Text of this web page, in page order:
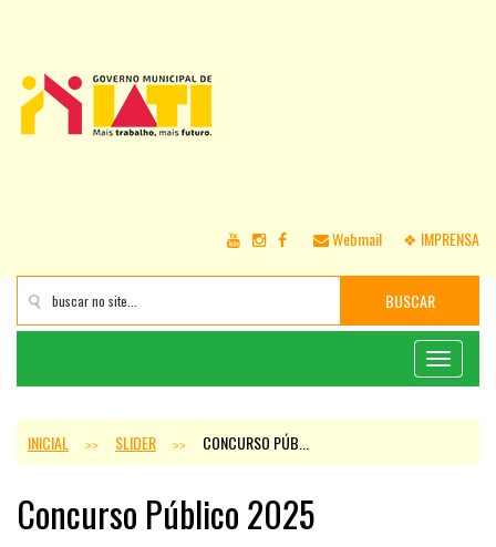
Webmail ❖ IMPRENSA
BUSCAR
Toggle
INICIAL >> SLIDER >> CONCURSO PÚB...
Concurso Público 2025